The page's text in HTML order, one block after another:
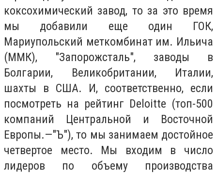
коксохимический завод, то за это время
мы добавили еще один ГОК,
Мариупольский меткомбинат им. Ильича
(ММК), "Запорожсталь", заводы в
Болгарии, Великобритании, Италии,
шахты в США. И, соответственно, если
посмотреть на рейтинг Deloitte (топ-500
компаний Центральной и Восточной
Европы.—"Ъ"), то мы занимаем достойное
четвертое место. Мы входим в число
лидеров по объему производства